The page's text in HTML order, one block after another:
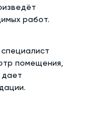
работ.
помещения,
дает